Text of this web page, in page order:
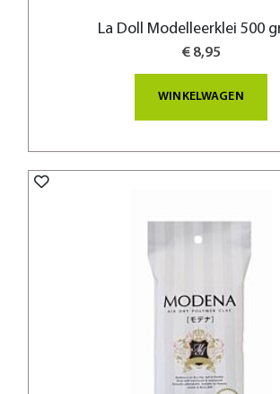
La Doll Modelleerklei 500
€ 8,95
WINKELWAGEN